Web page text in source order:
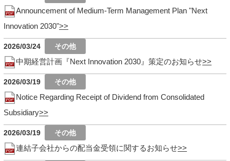
Announcement of Medium-Term Management Plan "Next
Innovation 2030"
2026/03/24
中期経営計画『Next Innovation 2030』策定のお知らせ
2026/03/19
Notice Regarding Receipt of Dividend from Consolidated
Subsidiary
2026/03/19
連結子会社からの配当金受領に関するお知らせ